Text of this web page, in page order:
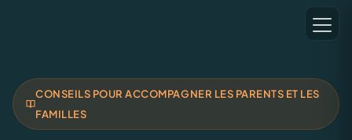
CONSEILS POUR ACCOMPAGNER LES PARENTS ET LES
FAMILLES